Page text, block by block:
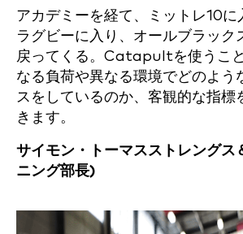
アカデミーを経て、ミットレ10に
ラグビーに入り、オールブラック
戻ってくる。Catapultを使うこ
なる負荷や異なる環境でどのよう
スをしているのか、客観的な指標
きます。
サイモン・トーマスストレングス
ニング部長)